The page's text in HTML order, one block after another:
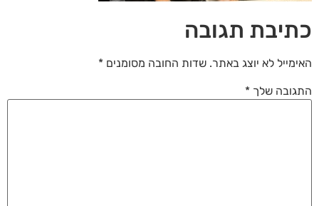
כתיבת תגובה
האימייל לא יוצג באתר. שדות החובה מסומנים *
התגובה שלך *